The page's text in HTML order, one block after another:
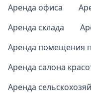
Аренда офиса
Аренда склада
Аренда помещения
Аренда салона
Аренда